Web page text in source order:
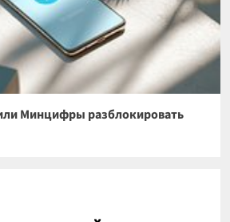
Минцифры разблокировать